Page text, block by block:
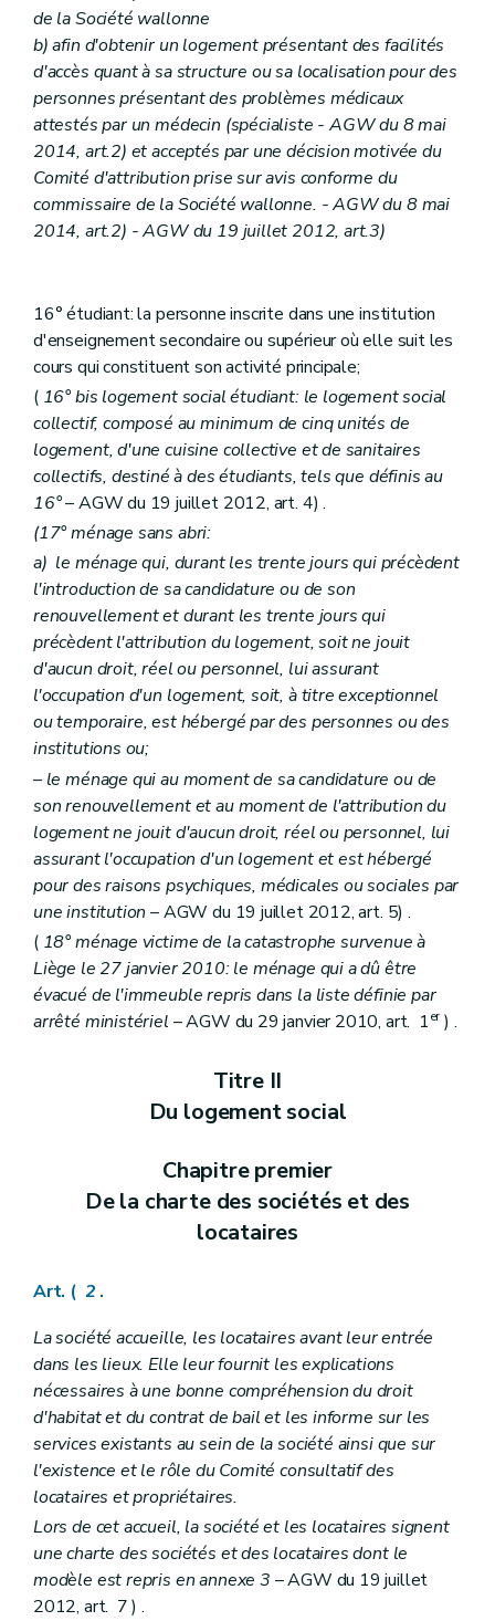
de la Société wallonne
b) afin d'obtenir un logement présentant des facilités
d'accès quant à sa structure ou sa localisation pour des
personnes présentant des problèmes médicaux
attestés par un médecin (spécialiste - AGW du 8 mai
2014, art.2) et acceptés par une décision motivée du
Comité d'attribution prise sur avis conforme du
commissaire de la Société wallonne. - AGW du 8 mai
2014, art.2) - AGW du 19 juillet 2012, art.3)
16° étudiant: la personne inscrite dans une institution
d'enseignement secondaire ou supérieur où elle suit les
cours qui constituent son activité principale;
( 16° bis logement social étudiant: le logement social
collectif, composé au minimum de cinq unités de
logement, d'une cuisine collective et de sanitaires
collectifs, destiné à des étudiants, tels que définis au
16°– AGW du 19 juillet 2012, art. 4) .
(17° ménage sans abri:
a) le ménage qui, durant les trente jours qui précèdent
l'introduction de sa candidature ou de son
renouvellement et durant les trente jours qui
précèdent l'attribution du logement, soit ne jouit
d'aucun droit, réel ou personnel, lui assurant
l'occupation d'un logement, soit, à titre exceptionnel
ou temporaire, est hébergé par des personnes ou des
institutions ou;
– le ménage qui au moment de sa candidature ou de
son renouvellement et au moment de l'attribution du
logement ne jouit d'aucun droit, réel ou personnel, lui
assurant l'occupation d'un logement et est hébergé
pour des raisons psychiques, médicales ou sociales par
une institution – AGW du 19 juillet 2012, art. 5) .
( 18° ménage victime de la catastrophe survenue à
Liège le 27 janvier 2010: le ménage qui a dû être
évacué de l'immeuble repris dans la liste définie par
arrêté ministériel – AGW du 29 janvier 2010, art. 1er) .
Titre II
Du logement social
Chapitre premier
De la charte des sociétés et des
locataires
Art. ( 2 .
La société accueille, les locataires avant leur entrée
dans les lieux. Elle leur fournit les explications
nécessaires à une bonne compréhension du droit
d'habitat et du contrat de bail et les informe sur les
services existants au sein de la société ainsi que sur
l'existence et le rôle du Comité consultatif des
locataires et propriétaires.
Lors de cet accueil, la société et les locataires signent
une charte des sociétés et des locataires dont le
modèle est repris en annexe 3 – AGW du 19 juillet
2012, art. 7 ) .